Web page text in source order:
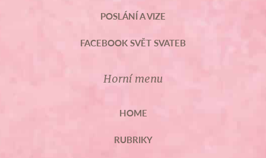
POSLÁNÍ A VIZE
FACEBOOK SVĚT SVATEB
Horní menu
HOME
RUBRIKY